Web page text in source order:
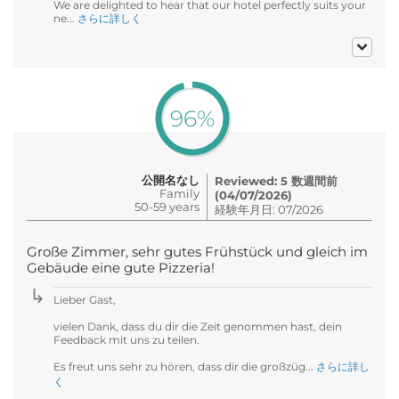
We are delighted to hear that our hotel perfectly suits your
ne... さらに詳しく
96%
公開名なし
Family
50-59 years
Reviewed: 5 数週間前
(04/07/2026)
経験年月日: 07/2026
Große Zimmer, sehr gutes Frühstück und gleich im
Gebäude eine gute Pizzeria!
Lieber Gast,
vielen Dank, dass du dir die Zeit genommen hast, dein
Feedback mit uns zu teilen.
Es freut uns sehr zu hören, dass dir die großzüg... さらに詳し
く